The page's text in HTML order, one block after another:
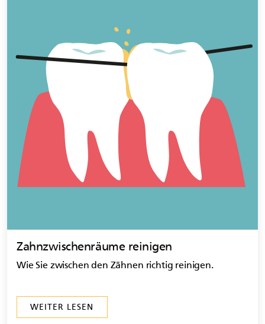
Zahnzwischenräume reinigen
Wie Sie zwischen den Zähnen richtig reinigen.
WEITER LESEN